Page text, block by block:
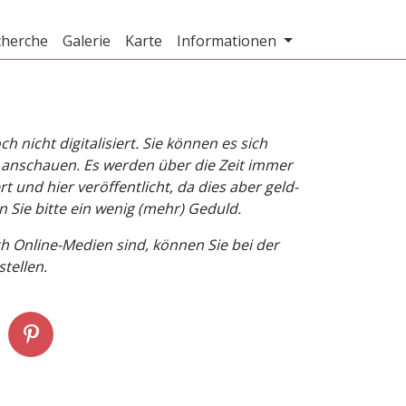
Galerie Karte Informationen
nicht digitalisiert. Sie können es sich
Es werden über die Zeit immer
und hier veröffentlicht, da dies aber geld-
Sie bitte ein wenig (mehr) Geduld.
Online-Medien sind, können Sie bei der